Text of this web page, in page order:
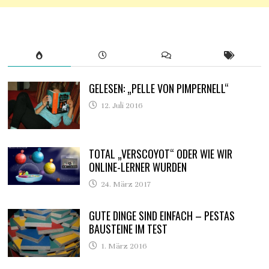
GELESEN: „PELLE VON PIMPERNELL“
12. Juli 2016
TOTAL „VERSCOYOT“ ODER WIE WIR
ONLINE-LERNER WURDEN
24. März 2017
GUTE DINGE SIND EINFACH – PESTAS
BAUSTEINE IM TEST
1. März 2016